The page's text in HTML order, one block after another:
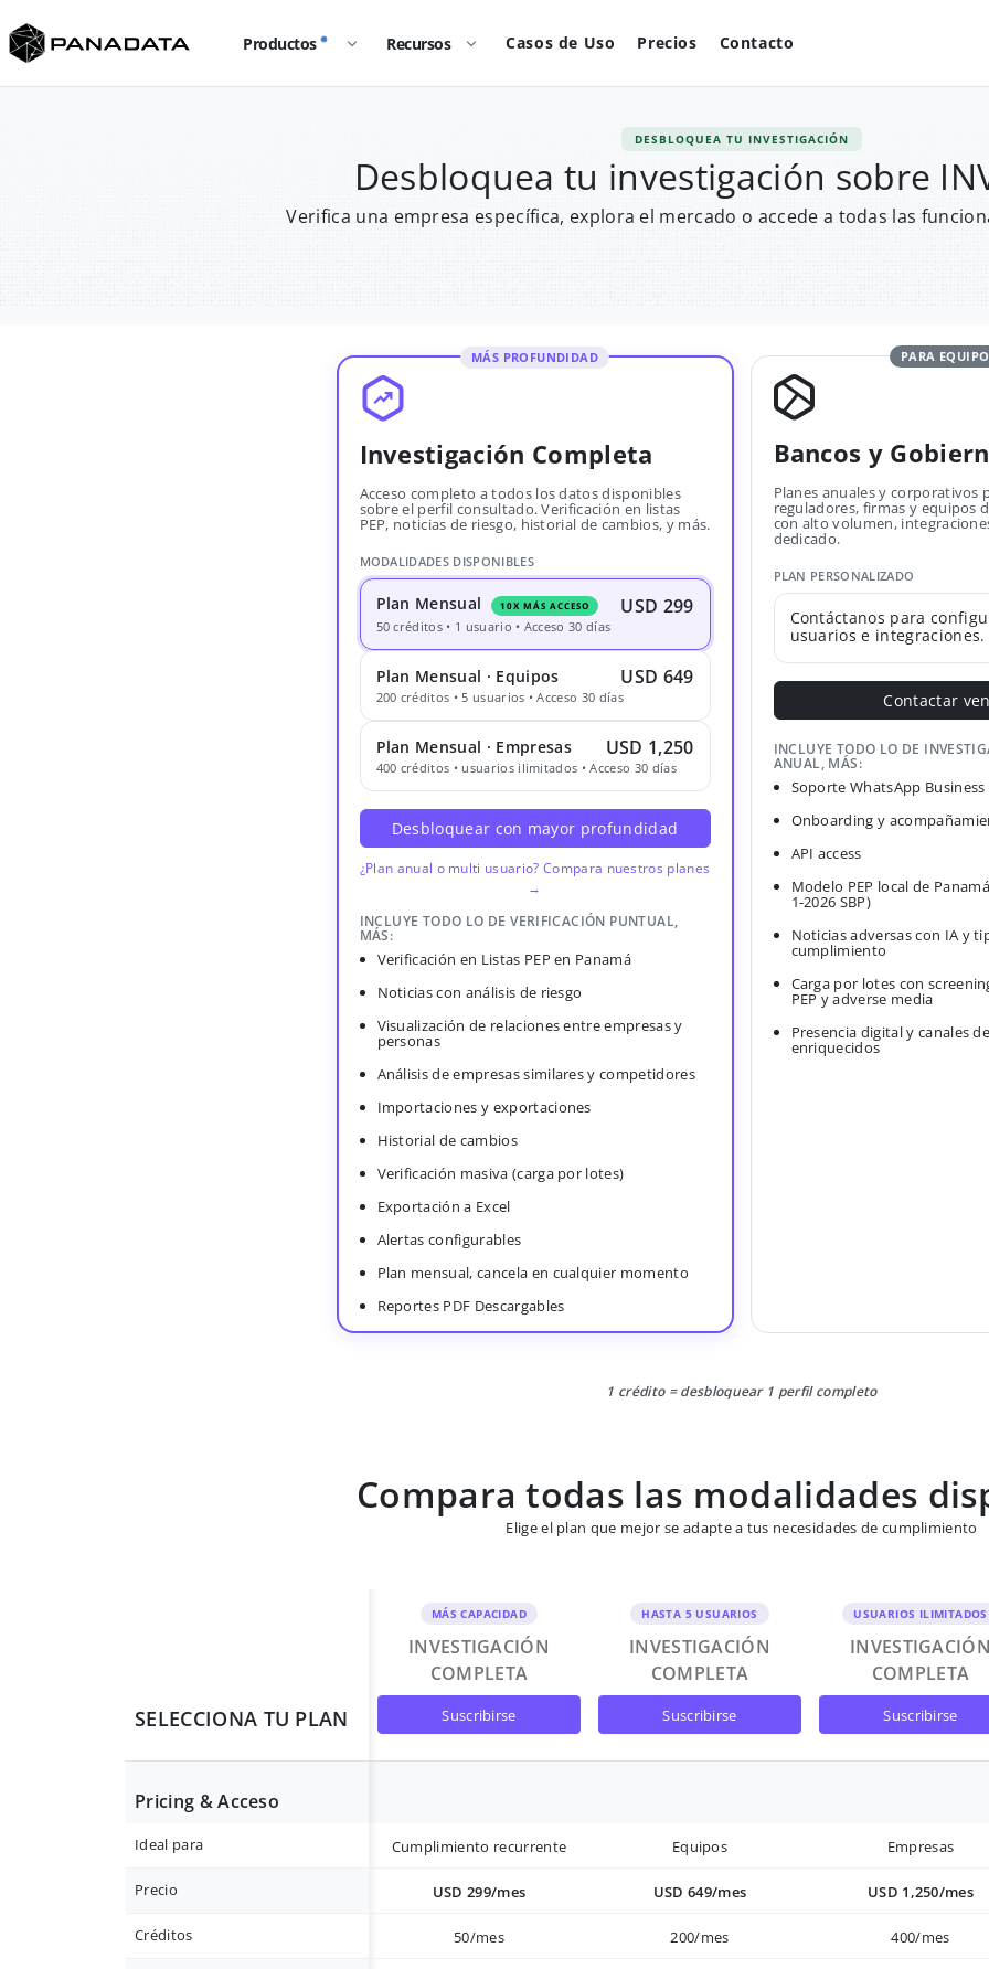
Productos Recursos Casos de Uso Precios Contacto
DESBLOQUEA TU INVESTIGACIÓN
Desbloquea tu investigación sobre
Verifica una empresa específica, explora el mercado o accede a todas las
MÁS PROFUNDIDAD
Investigación Completa
Acceso completo a todos los datos disponibles
sobre el perfil consultado. Verificación en listas
PEP, noticias de riesgo, historial de cambios, y más.
MODALIDADES DISPONIBLES
Plan Mensual 10X MÁS ACCESO USD 299
50 créditos • 1 usuario • Acceso 30 días
Plan Mensual · Equipos USD 649
200 créditos • 5 usuarios • Acceso 30 días
Plan Mensual · Empresas USD 1,250
400 créditos • usuarios ilimitados • Acceso 30 días
Desbloquear con mayor profundidad
¿Plan anual o multi usuario? Compara nuestros planes
→
INCLUYE TODO LO DE VERIFICACIÓN PUNTUAL,
MÁS:
Verificación en Listas PEP en Panamá
Noticias con análisis de riesgo
Visualización de relaciones entre empresas y
personas
Análisis de empresas similares y competidores
Importaciones y exportaciones
Historial de cambios
Verificación masiva (carga por lotes)
Exportación a Excel
Alertas configurables
Plan mensual, cancela en cualquier momento
Reportes PDF Descargables
PARA
Bancos y
Planes anuales y corporativos
reguladores, firmas y equipos
con alto volumen,
dedicado.
PLAN PERSONALIZADO
Contáctanos para
usuarios e integraciones.
Contactar
INCLUYE TODO LO DE
ANUAL, MÁS:
Soporte WhatsApp Business
Onboarding y
API access
Modelo PEP local de
1-2026 SBP)
Noticias adversas con IA y
cumplimiento
Carga por lotes con
PEP y adverse media
Presencia digital y canales
enriquecidos
1 crédito = desbloquear 1 perfil completo
Compara todas las modalidades
Elige el plan que mejor se adapte a tus necesidades de cumplimiento
SELECCIONA TU PLAN
MÁS CAPACIDAD
INVESTIGACIÓN
COMPLETA
suscribirse
HASTA 5 USUARIOS
INVESTIGACIÓN
COMPLETA
suscribirse
USUARIOS ILIMITADOS
COMPLETA
suscribirse
Pricing & Acceso
Ideal para Cumplimiento recurrente Equipos Empresas
Precio USD 299/mes USD 649/mes USD 1,250/mes
Créditos 50/mes 200/mes 400/mes